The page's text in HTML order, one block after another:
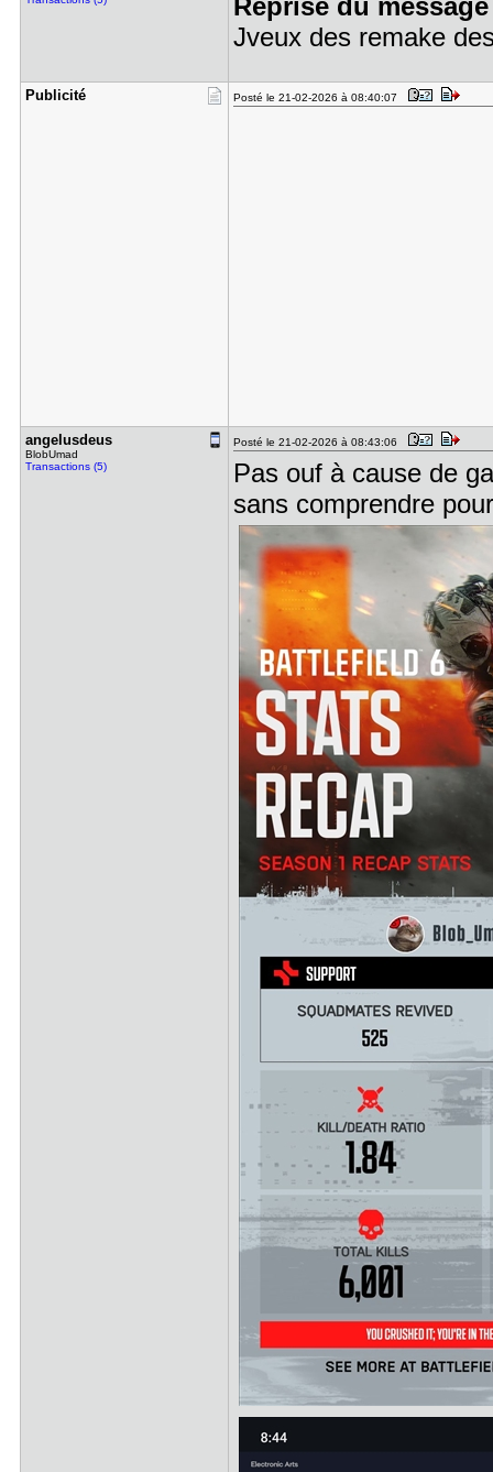
Reprise du
Jveux des remake
Publicité Posté le 21-02-2026 à 08:40:07
angelusdeu​s
BlobUmad
Transactions (5)
Posté le 21-02-2026 à 08:43:06
Pas ouf à cause de
sans comprendre